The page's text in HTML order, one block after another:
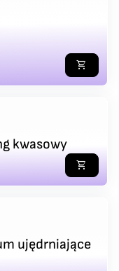
shopping_cart
kwasowy
shopping_cart
ujędrniające